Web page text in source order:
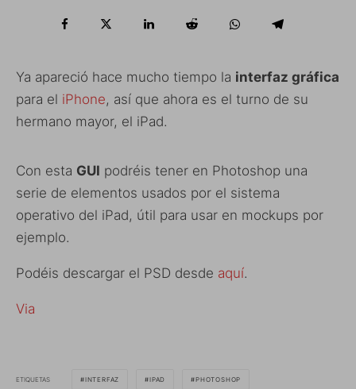
Ya apareció hace mucho tiempo la interfaz gráfica
para el iPhone, así que ahora es el turno de su
hermano mayor, el iPad.
Con esta GUI podréis tener en Photoshop una
serie de elementos usados por el sistema
operativo del iPad, útil para usar en mockups por
ejemplo.
Podéis descargar el PSD desde aquí.
Via
ETIQUETAS INTERFAZ IPAD PHOTOSHOP